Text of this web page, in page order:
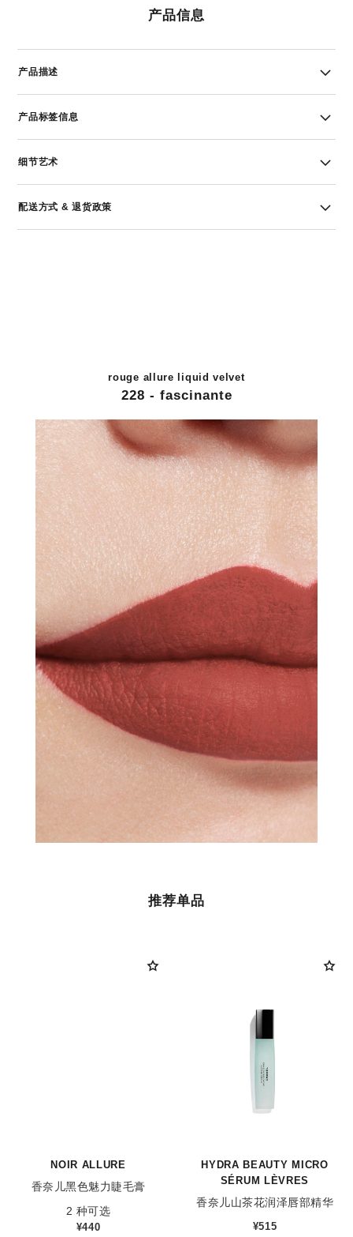
产品信息
产品描述
产品标签信息
细节艺术
配送方式 & 退货政策
rouge allure liquid velvet
228 - fascinante
推荐单品
NOIR ALLURE
香奈儿黑色魅力睫毛膏
参考编号 190010
2 种可选
¥440
HYDRA BEAUTY MICRO
SÉRUM LÈVRES
香奈儿山茶花润泽唇部精华
参考编号 133330
¥515